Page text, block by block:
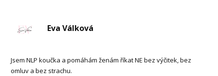
Eva Válková
Jsem NLP koučka a pomáhám ženám říkat NE bez výčitek, bez
omluv a bez strachu.